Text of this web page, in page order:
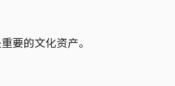
要的文化资产。